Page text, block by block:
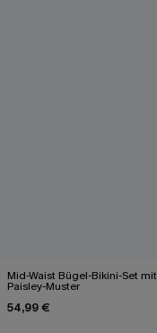
Mid-Waist Bügel-Bikini-Set mit
Paisley-Muster
54,99 €